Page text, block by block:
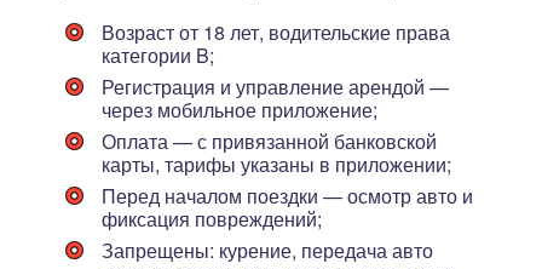
Возраст от 18 лет, водительские права
категории B;
Регистрация и управление арендой —
через мобильное приложение;
Оплата — с привязанной банковской
карты, тарифы указаны в приложении;
Перед началом поездки — осмотр авто и
фиксация повреждений;
Запрещены: курение, передача авто